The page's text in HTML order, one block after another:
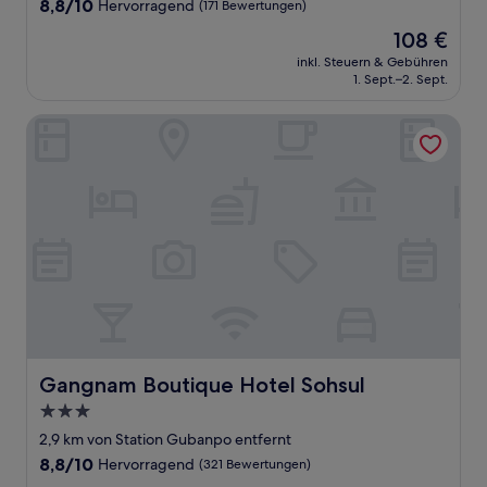
8,8/10 Hervorragend (171 Bewertungen)
Der
Preis
beträgt
108 €
inkl. Steuern & Gebühren
1. Sept.–2. Sept.
Gangnam Boutique Hotel Sohsul
Gangnam Boutique Hotel Sohsul
3.0-
Sterne-
Unterkunft
2,9 km von Station Gubanpo entfernt
8.8
8,8/10 Hervorragend (321 Bewertungen)